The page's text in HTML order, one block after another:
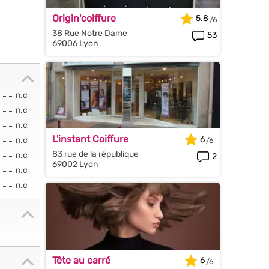
n.c
n.c
n.c
n.c
n.c
n.c
n.c
Origin'coiffure
38 Rue Notre Dame
69006 Lyon
5.8
53
L'instant Coiffure
83 rue de la république
69002 Lyon
6
2
Tête au carré 6